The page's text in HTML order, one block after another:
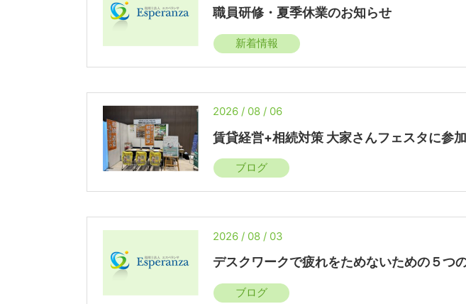
職員研修・夏季休業のお知らせ
新着情報
2026 / 08 / 06
賃貸経営+相続対策 大家さんフェスタに参
ブログ
2026 / 08 / 03
デスクワークで疲れをためないための５つ
ブログ